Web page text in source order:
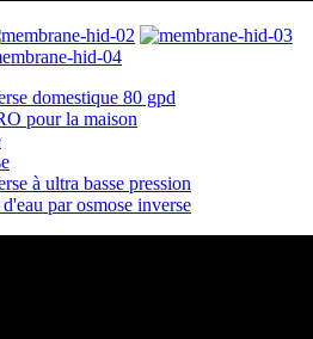
domestique 80 gpd
pour la maison
à ultra basse pression
par osmose inverse